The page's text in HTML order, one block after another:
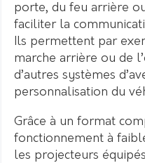
porte, du feu arrière
faciliter la
Ils permettent par
marche arrière ou de
d’autres systèmes
personnalisation du
Grâce à un format
fonctionnement à
les projecteurs